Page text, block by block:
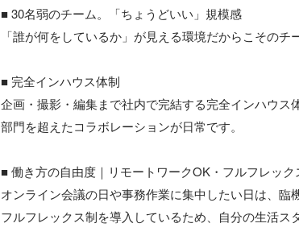
■ 30名弱のチーム。「ちょうどいい」規模感
「誰が何をしているか」が見える環境だからこそのチ
■ 完全インハウス体制
企画・撮影・編集まで社内で完結する完全インハウス
部門を超えたコラボレーションが日常です。
■ 働き方の自由度｜リモートワークOK・フルフレック
オンライン会議の日や事務作業に集中したい日は、
フルフレックス制を導入しているため、自分の生活